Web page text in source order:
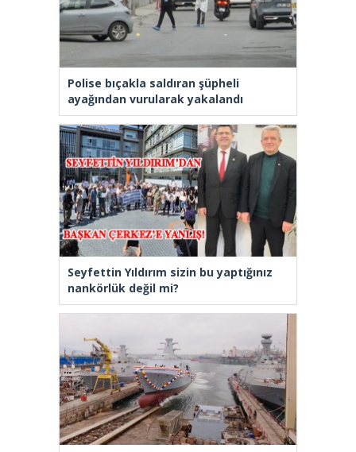
Polise bıçakla saldıran şüpheli
ayağından vurularak yakalandı
Seyfettin Yıldırım sizin bu yaptığınız
nankörlük değil mi?